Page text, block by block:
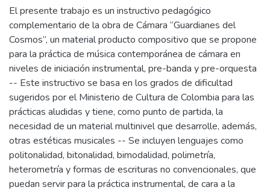
El presente trabajo es un instructivo pedagógico
complementario de la obra de Cámara “Guardianes del
Cosmos”, un material producto compositivo que se propone
para la práctica de música contemporánea de cámara en
niveles de iniciación instrumental, pre-banda y pre-orquesta
-- Este instructivo se basa en los grados de dificultad
sugeridos por el Ministerio de Cultura de Colombia para las
prácticas aludidas y tiene, como punto de partida, la
necesidad de un material multinivel que desarrolle, además,
otras estéticas musicales -- Se incluyen lenguajes como
politonalidad, bitonalidad, bimodalidad, polimetría,
heterometría y formas de escrituras no convencionales, que
puedan servir para la práctica instrumental, de cara a la